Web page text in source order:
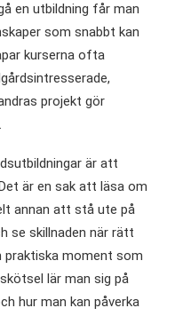
en utbildning får man
som snabbt kan
kurserna ofta
projekt gör
är att
är en sak att läsa om
annan att stå ute på
se skillnaden när rätt
praktiska moment som
lär man sig på
hur man kan påverka